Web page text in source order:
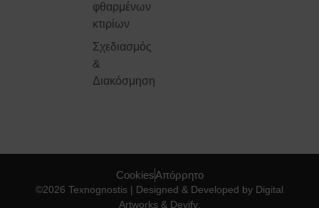
φθαρμένων
κτιρίων
Σχεδιασμός
&
Διακόσμηση
CookiesΑπόρρητο
©2026 Texnognostis | Designed & Developed by Digital
Artworks& Devify.